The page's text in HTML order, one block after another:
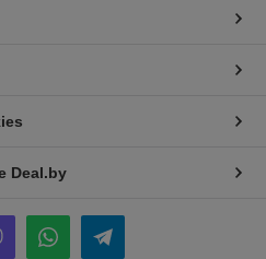
Deal.by